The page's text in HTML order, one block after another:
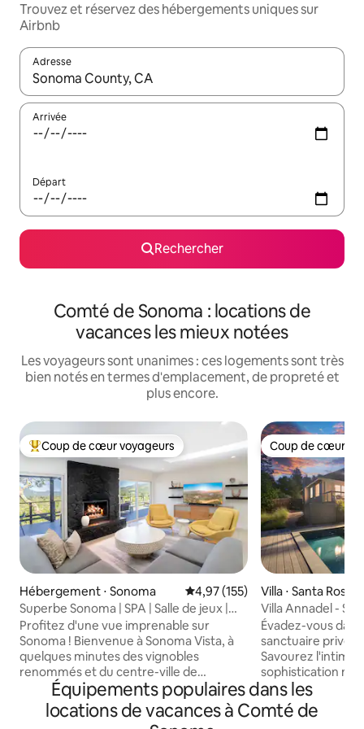
Trouvez et réservez des hébergements uniques sur
Airbnb
Adresse
Lorsque les résultats s'affichent, utilisez les flèches vers le
Arrivée
Départ
Rechercher
Comté de Sonoma : locations de
vacances les mieux notées
Les voyageurs sont unanimes : ces logements sont très
bien notés en termes d'emplacement, de propreté et
plus encore.
Coups de cœur voyageurs les plus appréciés
Coup de cœur voyageurs
Hébergement ⋅ Sonoma Évaluation moyenne sur la
4,97 (155)
Superbe Sonoma | SPA | Salle de jeux |
Pour 6 personnes
Profitez d'une vue imprenable sur
Sonoma ! Bienvenue à Sonoma Vista, à
quelques minutes des vignobles
renommés et du centre-ville de
Sonoma. Perchoir parfait pour les
familles, les couples ! Niché dans des
collines bordées de chênes, ce havre de
Coup de cœur
Coup de cœur
Villa ⋅ Santa Rosa
Villa Annadel -
5 chambres avec
Évadez-vous
sanctuaire privé à
Savourez
sophistication
retraite unique
vaste villa de 3
trouve sur un
Équipements populaires dans les
locations de vacances à Comté de